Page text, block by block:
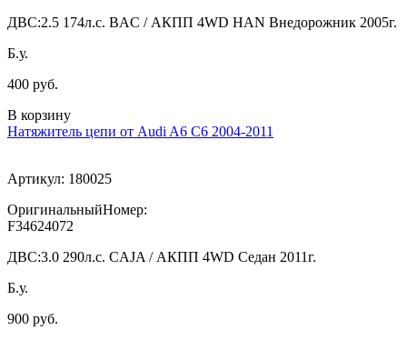
ДВС:2.5 174л.с. BAC / АКПП 4WD HAN Внедорожник 2005г.
Б.у.
400 руб.
В корзину
Натяжитель цепи от Audi A6 C6 2004-2011
Артикул: 180025
ОригинальныйНомер:
F34624072
ДВС:3.0 290л.с. CAJA / АКПП 4WD Седан 2011г.
Б.у.
900 руб.